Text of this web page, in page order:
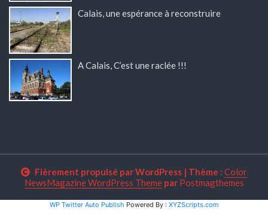
Calais, une espérance à reconstruire
A Calais, C’est une raclée !!!
Fièrement propulsé par WordPress | Thème : Color
NewsMagazine WordPress Themepar Postmagthemes
WP Twitter Auto Publish Powered By : XYZScripts.com